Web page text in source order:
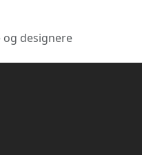
designere